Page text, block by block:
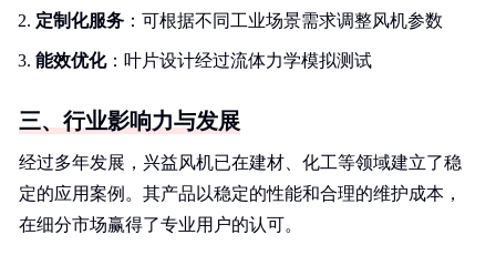
定制化服务 ：可根据不同工业场景需求调整风机参数
能效优化：叶片设计经过流体力学模拟测试
三、行业影响力与发展
经过多年发展，兴益风机已在建材、化工等领域建立了稳
定的应用案例。其产品以稳定的性能和合理的维护成本，
在细分市场赢得了专业用户的认可。